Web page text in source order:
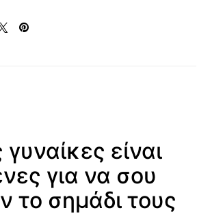
είναι
για να σου
το σημάδι τους